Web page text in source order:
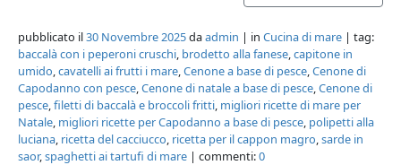
pubblicato il30 Novembre 2025daadmin | in Cucina di mare | tag:
baccalà con i peperoni cruschi, brodetto alla fanese,capitone in
umido,cavatelli ai frutti i mare,Cenone a base di pesce,Cenone di
Capodanno con pesce,Cenone di natale a base di pesce,Cenone di
pesce,filetti di baccalà e broccoli fritti, migliori ricette di mare per
Natale, migliori ricette per Capodanno a base di pesce, polipetti alla
luciana, ricetta del cacciucco, ricetta per il cappon magro,sarde in
saor,spaghetti ai tartufi di mare | commenti:0